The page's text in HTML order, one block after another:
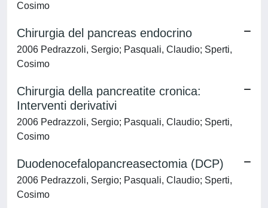
Cosimo
Chirurgia del pancreas endocrino
2006 Pedrazzoli, Sergio; Pasquali, Claudio; Sperti,
Cosimo
Chirurgia della pancreatite cronica:
Interventi derivativi
2006 Pedrazzoli, Sergio; Pasquali, Claudio; Sperti,
Cosimo
Duodenocefalopancreasectomia (DCP)
2006 Pedrazzoli, Sergio; Pasquali, Claudio; Sperti,
Cosimo